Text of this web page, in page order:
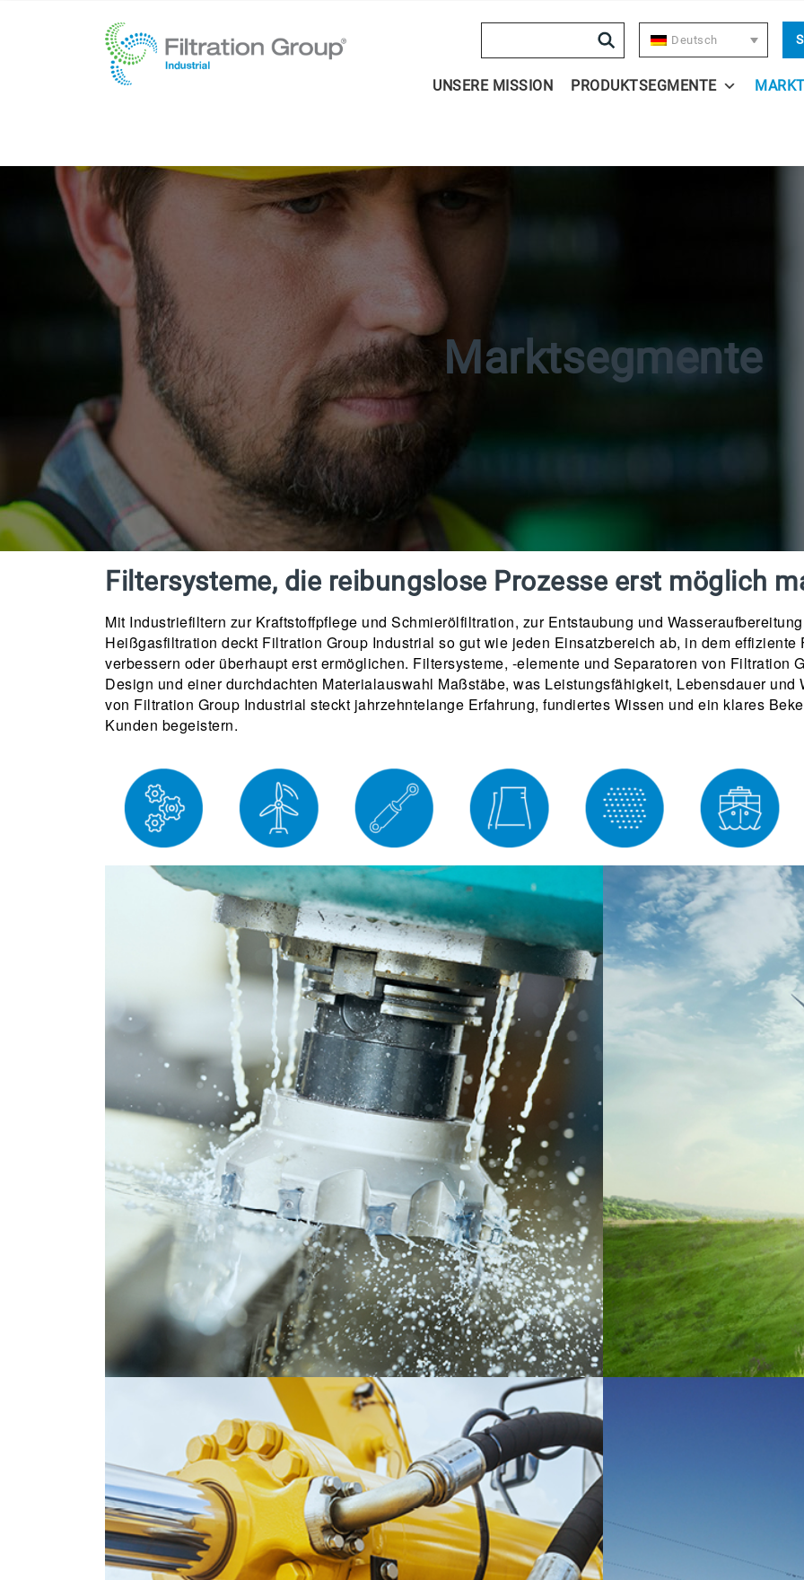
Deutsch
UNSERE MISSION PRODUKTSEGMENTE
Marktsegmente
Filtersysteme, die reibungslose Prozesse erst möglich
Mit Industriefiltern zur Kraftstoffpflege und Schmierölfiltration, zur Entstaubung und
Heißgasfiltration deckt Filtration Group Industrial so gut wie jeden Einsatzbereich ab, in dem
verbessern oder überhaupt erst ermöglichen. Filtersysteme, -elemente und Separatoren von Filtration
Design und einer durchdachten Materialauswahl Maßstäbe, was Leistungsfähigkeit, Lebensdauer und
von Filtration Group Industrial steckt jahrzehntelange Erfahrung, fundiertes Wissen und ein klares
Kunden begeistern.
Filtersysteme zur
Hydraulische